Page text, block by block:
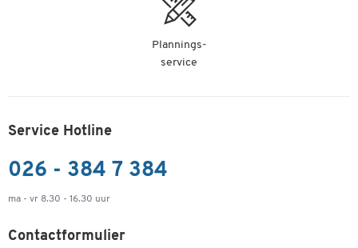
Plannings-
service
Service Hotline
026 - 384 7 384
ma - vr 8.30 - 16.30 uur
Contactformulier